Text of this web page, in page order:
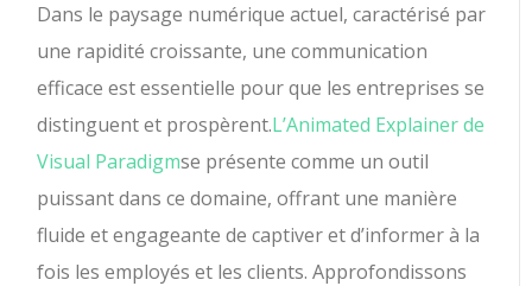
Dans le paysage numérique actuel, caractérisé par
une rapidité croissante, une communication
efficace est essentielle pour que les entreprises se
distinguent et prospèrent.L’Animated Explainer de
Visual Paradigmse présente comme un outil
puissant dans ce domaine, offrant une manière
fluide et engageante de captiver et d’informer à la
fois les employés et les clients. Approfondissons